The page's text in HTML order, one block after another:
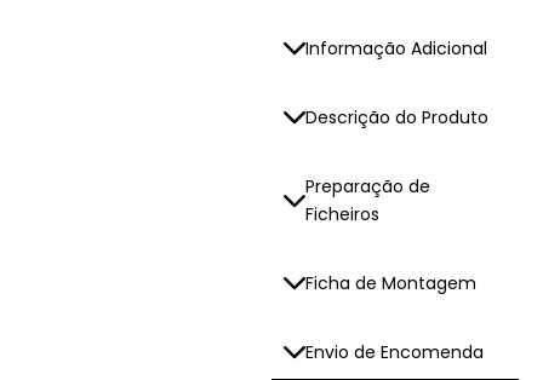
O
Informação Adicional
Descrição do Produto
Preparação de
Ficheiros
Ficha de Montagem
Envio de Encomenda